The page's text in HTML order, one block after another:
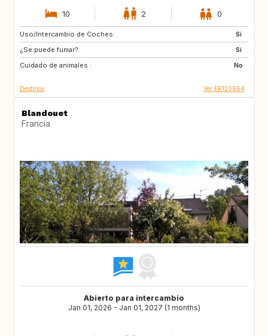
10 2 0
Uso/Intercambio de Coches:
Si
¿Se puede fumar?:
Si
Cuidado de animales :
No
IT
US
Destinos Ver FR120864
Blandouet
Francia
Abierto para intercambio
Jan 01, 2026 - Jan 01, 2027 (1 months)